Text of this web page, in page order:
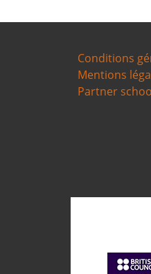
Conditions
Mentions
Partner